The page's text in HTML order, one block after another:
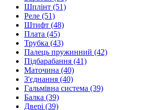
Шплiнт (51)
Реле (51)
Штифт (48)
Плата (45)
Трубка (43)
Палець пружинний (42)
Підбарабання (41)
Маточина (40)
З'єднання (40)
Гальмівна система (39)
Балка (39)
Двері (39)